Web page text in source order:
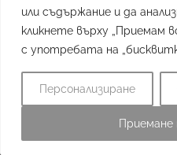
или съдържание и да
кликнете върху „Приемам
с употребата на
Персонализиране
Приемане
cm-sq.com
© 2024 CM Square.